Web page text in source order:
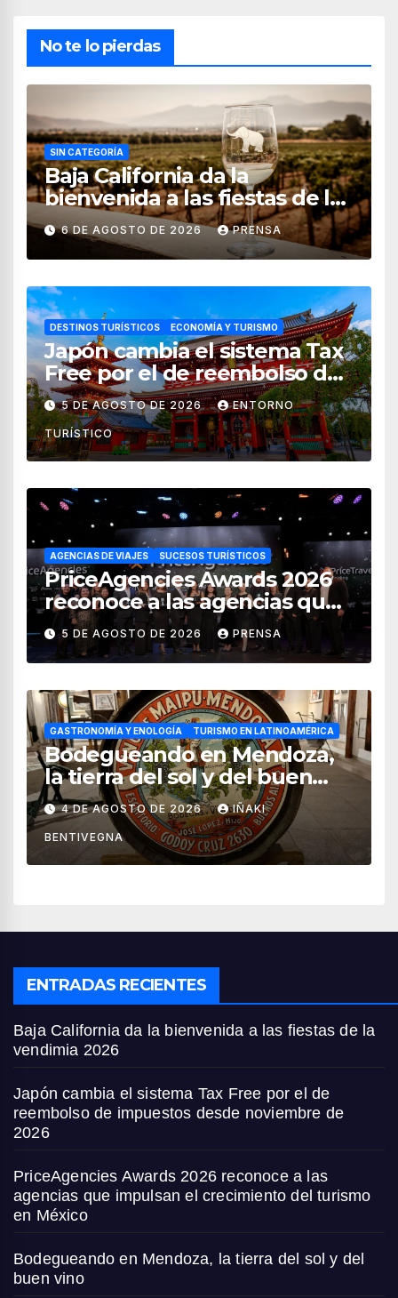
No te lo pierdas
SIN CATEGORÍA
Baja California da la
bienvenida a las fiestas de la
vendimia 2026
6 DE AGOSTO DE 2026 PRENSA
DESTINOS TURÍSTICOS ECONOMÍA Y TURISMO
Japón cambia el sistema Tax
Free por el de reembolso de
impuestos desde noviembre
de 2026
5 DE AGOSTO DE 2026 ENTORNO
TURÍSTICO
AGENCIAS DE VIAJES SUCESOS TURÍSTICOS
PriceAgencies Awards 2026
reconoce a las agencias que
impulsan el crecimiento del
turismo en México
5 DE AGOSTO DE 2026 PRENSA
GASTRONOMÍA Y ENOLOGÍA TURISMO EN LATINOAMÉRICA
Bodegueando en Mendoza,
la tierra del sol y del buen
vino
4 DE AGOSTO DE 2026 IÑAKI
BENTIVEGNA
ENTRADAS RECIENTES
Baja California da la bienvenida a las fiestas de la
vendimia 2026
Japón cambia el sistema Tax Free por el de
reembolso de impuestos desde noviembre de
2026
PriceAgencies Awards 2026 reconoce a las
agencias que impulsan el crecimiento del turismo
en México
Bodegueando en Mendoza, la tierra del sol y del
buen vino